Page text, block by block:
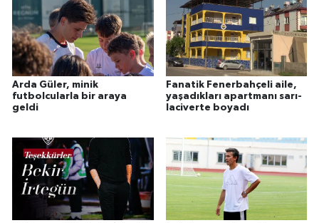
Arda Güler, minik
futbolcularla bir araya
geldi
Fanatik Fenerbahçeli aile,
yaşadıkları apartmanı sarı-
laciverte boyadı